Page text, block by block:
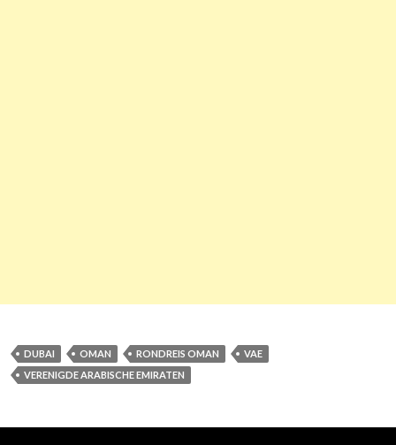
DUBAI OMAN RONDREIS OMAN
VAE
VERENIGDE ARABISCHE EMIRATEN